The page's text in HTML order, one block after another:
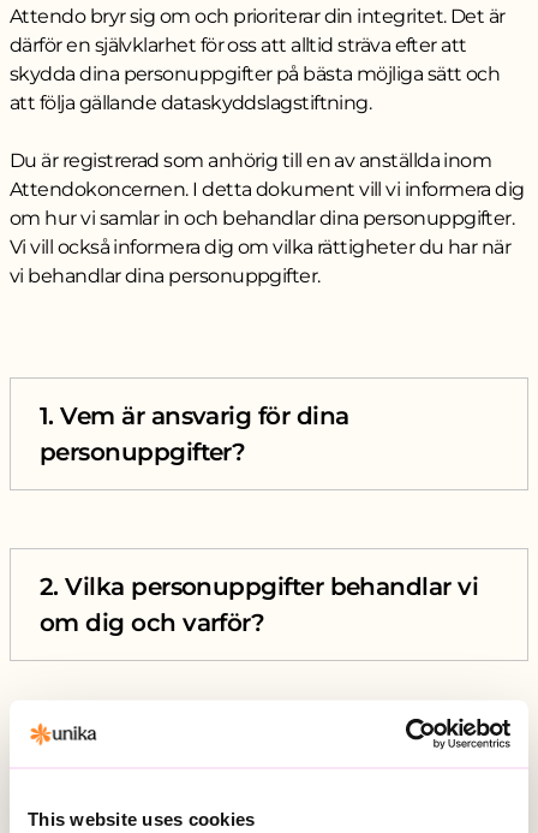
This website uses cookies
Attendo bryr sig om och prioriterar din integritet. Det är
därför en självklarhet för oss att alltid sträva efter att
skydda dina personuppgifter på bästa möjliga sätt och
att följa gällande dataskyddslagstiftning.
Du är registrerad som anhörig till en av anställda inom
Attendokoncernen. I detta dokument vill vi informera dig
om hur vi samlar in och behandlar dina personuppgifter.
Vi vill också informera dig om vilka rättigheter du har när
vi behandlar dina personuppgifter.
1. Vem är ansvarig för dina
personuppgifter?
2. Vilka personuppgifter behandlar vi
om dig och varför?
3. Vilka är dina rättigheter i förhållande